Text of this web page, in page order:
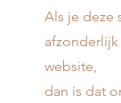
Als je deze
website,
dan is dat